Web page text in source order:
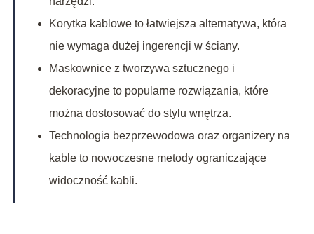
Korytka kablowe to łatwiejsza alternatywa, która
nie wymaga dużej ingerencji w ściany.
Maskownice z tworzywa sztucznego i
dekoracyjne to popularne rozwiązania, które
można dostosować do stylu wnętrza.
Technologia bezprzewodowa oraz organizery na
kable to nowoczesne metody ograniczające
widoczność kabli.